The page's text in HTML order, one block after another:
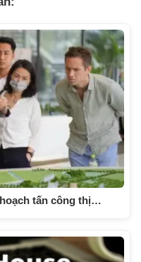
tấn công thị…